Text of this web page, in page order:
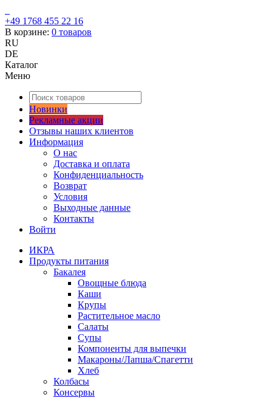
+49 1768 455 22 16
В корзине: 0 товаров
RU
DE
Каталог
Меню
Новинки
Рекламные акции
Отзывы наших клиентов
Информация
О нас
Доставка и оплата
Конфиденциальность
Возврат
Условия
Выходные данные
Контакты
Войти
ИКРА
Продукты питания
Бакалея
Овощные блюда
Каши
Крупы
Растительное масло
Салаты
Супы
Компоненты для выпечки
Макароны/Лапша/Спагетти
Хлеб
Колбасы
Консервы